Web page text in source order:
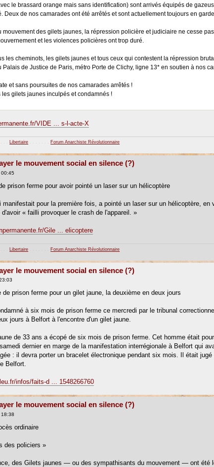
le brassard orange mais sans identification) sont arrivés équipés de
Deux de nos camarades ont été arrêtés et sont actuellement toujours en
mouvement des gilets jaunes, la répression policière et judiciaire ne cesse
et les violences policières ont trop duré.
les cheminots, les gilets jaunes et tous ceux qui contestent la répression
Palais de Justice de Paris, métro Porte de Clichy, ligne 13* en soutien à nos
et sans poursuites de nos camarades arrêtés !
les gilets jaunes inculpés et condamnés !
VIDE ... s-l-acte-X
. . . Libertaire . . . . . . . Forum Anarchiste Révolutionnaire
le mouvement social en silence (?)
prison ferme pour avoir pointé un laser sur un hélicoptère
manifestait pour la première fois, a pointé un laser sur un hélicoptère, en
« failli provoquer le crash de l'appareil. »
Gile ... elicoptere
Libertaire Forum Anarchiste Révolutionnaire
le mouvement social en silence (?)
de prison ferme pour un gilet jaune, la deuxième en deux jours
à six mois de prison ferme ce mercredi par le tribunal
jours à Belfort à l'encontre d'un gilet jaune.
de 33 ans a écopé de six mois de prison ferme. Cet homme était
dernier en marge de la manifestation interrégionale à Belfort qui
: il devra porter un bracelet électronique pendant six mois. Il était
Belfort.
infos/faits-d ... 1548266760
le mouvement social en silence (?)
ordinaire
des policiers »
des Gilets jaunes — ou des sympathisants du mouvement — ont été